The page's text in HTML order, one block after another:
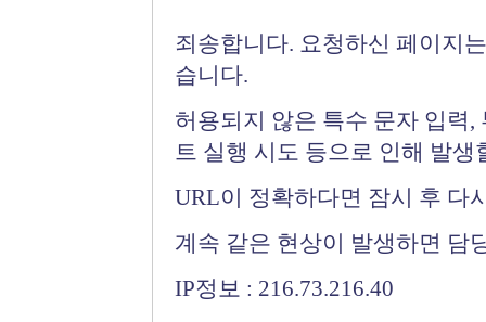
죄송합니다. 요청하신 페이지
습니다.
허용되지 않은 특수 문자 입력
트 실행 시도 등으로 인해 발생
URL이 정확하다면 잠시 후 다
계속 같은 현상이 발생하면 담
IP정보 : 216.73.216.40